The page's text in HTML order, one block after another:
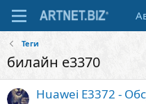
Теги
билайн e3370
Huawei E3372 -